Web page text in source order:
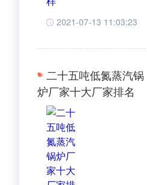
2021-07-13 11:03:23
二十五吨低氮蒸汽锅
炉厂家十大厂家排名